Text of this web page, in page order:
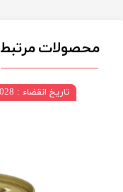
محصولات مرتبط
تاریخ انقضاء : 10/2028